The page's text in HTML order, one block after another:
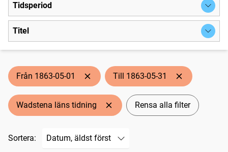
Tidsperiod
Titel
Från 1863-05-01 Till 1863-05-31
Wadstena läns tidning Rensa alla filter
Sortera: